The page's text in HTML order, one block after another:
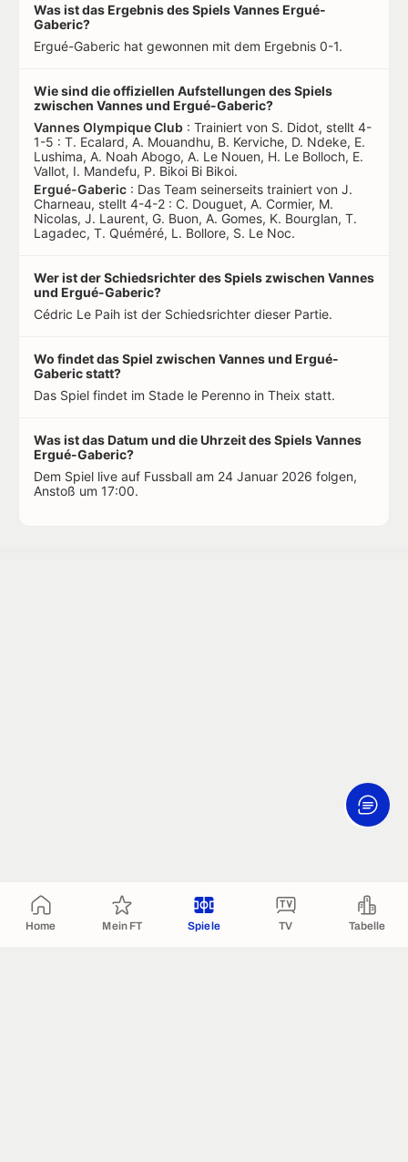
Home Mein FT Spiele TV Tabelle
Was ist das Ergebnis des Spiels Vannes Ergué-
Gaberic?
Ergué-Gaberic hat gewonnen mit dem Ergebnis 0-1.
Wie sind die offiziellen Aufstellungen des Spiels
zwischen Vannes und Ergué-Gaberic?
Vannes Olympique Club : Trainiert von S. Didot, stellt 4-
1-5 : T. Ecalard, A. Mouandhu, B. Kerviche, D. Ndeke, E.
Lushima, A. Noah Abogo, A. Le Nouen, H. Le Bolloch, E.
Vallot, I. Mandefu, P. Bikoi Bi Bikoi.
Ergué-Gaberic : Das Team seinerseits trainiert von J.
Charneau, stellt 4-4-2 : C. Douguet, A. Cormier, M.
Nicolas, J. Laurent, G. Buon, A. Gomes, K. Bourglan, T.
Lagadec, T. Quéméré, L. Bollore, S. Le Noc.
Wer ist der Schiedsrichter des Spiels zwischen Vannes
und Ergué-Gaberic?
Cédric Le Paih ist der Schiedsrichter dieser Partie.
Wo findet das Spiel zwischen Vannes und Ergué-
Gaberic statt?
Das Spiel findet im Stade le Perenno in Theix statt.
Was ist das Datum und die Uhrzeit des Spiels Vannes
Ergué-Gaberic?
Dem Spiel live auf Fussball am 24 Januar 2026 folgen,
Anstoß um 17:00.